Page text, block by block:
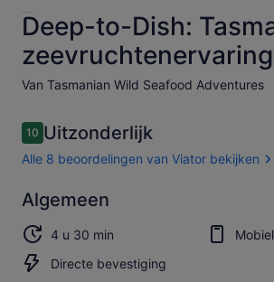
Deep-to-Dish:
zeevruchtenervaring
Van Tasmanian Wild Seafood Adventures
Beoordelingen
1010 op 10 –
Uitzonderlijk
Alle 8 beoordelingen van Viator bekijken
10.0
10.0 van 10
Uitzonderlijk
Alle 8
beoordelingen
van Viator
bekijken
Algemeen
4 u 30 min
Directe bevestiging